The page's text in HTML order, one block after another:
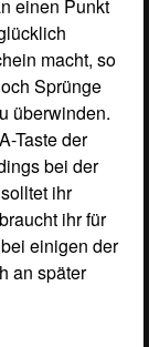
müsst ihr
in
wie
So
zu
und
Beispiele zu
Inseln aus.